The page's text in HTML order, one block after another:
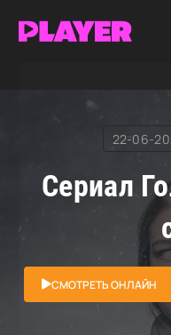
22-06-
Сериал
СМОТРЕТЬ ОНЛАЙН